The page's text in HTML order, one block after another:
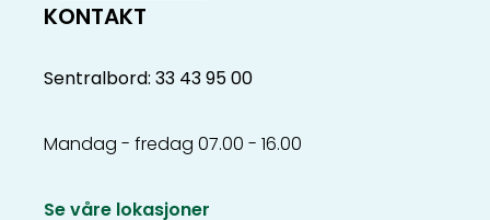
KONTAKT
Sentralbord: 33 43 95 00
Mandag - fredag 07.00 - 16.00
Se våre lokasjoner